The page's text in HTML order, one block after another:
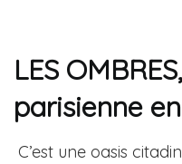
LES
parisienne
C’est une oasis